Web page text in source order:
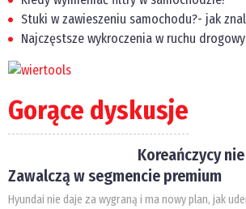
Stuki w zawieszeniu samochodu?- jak
Najczęstsze wykroczenia w ruchu
Gorące dyskusje
Koreańczycy
Zawalczą w segmencie premium
Hyundai nie daje za wygraną i ma nowy plan, jak